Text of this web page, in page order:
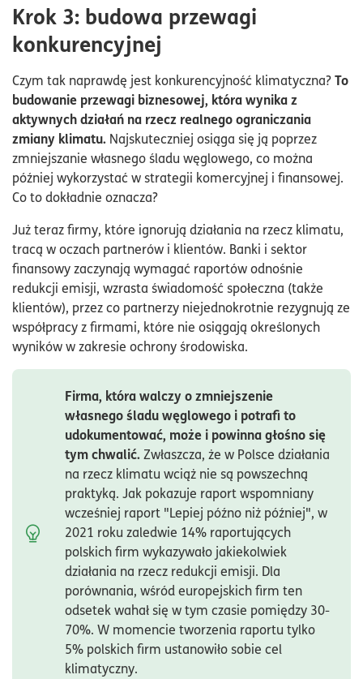
Krok 3: budowa przewagi
konkurencyjnej
Czym tak naprawdę jest konkurencyjność klimatyczna?To
budowanie przewagi biznesowej, która wynika z
aktywnych działań na rzecz realnego ograniczania
zmiany klimatu. Najskuteczniej osiąga się ją poprzez
zmniejszanie własnego śladu węglowego, co można
później wykorzystać w strategii komercyjnej i finansowej.
Co to dokładnie oznacza?
Już teraz firmy, które ignorują działania na rzecz klimatu,
tracą w oczach partnerów i klientów. Banki i sektor
finansowy zaczynają wymagać raportów odnośnie
redukcji emisji, wzrasta świadomość społeczna (także
klientów), przez co partnerzy niejednokrotnie rezygnują ze
współpracy z firmami, które nie osiągają określonych
wyników w zakresie ochrony środowiska.
Firma, która walczy o zmniejszenie
własnego śladu węglowego i potrafi to
udokumentować, może i powinna głośno się
tym chwalić.Zwłaszcza, że w Polsce działania
na rzecz klimatu wciąż nie są powszechną
praktyką. Jak pokazuje raport wspomniany
wcześniej raport "Lepiej późno niż później", w
2021 roku zaledwie 14% raportujących
polskich firm wykazywało jakiekolwiek
działania na rzecz redukcji emisji. Dla
porównania, wśród europejskich firm ten
odsetek wahał się w tym czasie pomiędzy 30-
70%. W momencie tworzenia raportu tylko
5% polskich firm ustanowiło sobie cel
klimatyczny.